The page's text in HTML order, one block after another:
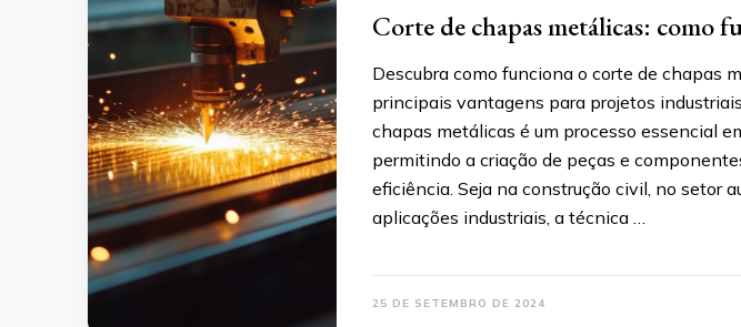
Corte de chapas metálicas: como
Descubra como funciona o corte de chapas
principais vantagens para projetos
chapas metálicas é um processo essencial
permitindo a criação de peças e
eficiência. Seja na construção civil, no setor
aplicações industriais, a técnica …
25 DE SETEMBRO DE 2024